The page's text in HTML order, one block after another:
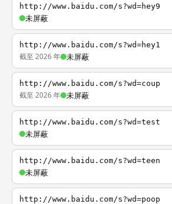
http://www.baidu.com/s?wd=hey9
未屏蔽
http://www.baidu.com/s?wd=hey1
截至 2026 年 未屏蔽
http://www.baidu.com/s?wd=coup
截至 2026 年 未屏蔽
http://www.baidu.com/s?wd=test
未屏蔽
http://www.baidu.com/s?wd=teen
未屏蔽
http://www.baidu.com/s?wd=poop